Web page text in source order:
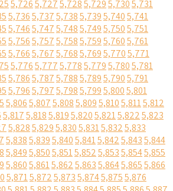
5,7265,7275,7285,7295,7305,731
5,7365,7375,7385,7395,7405,741
5,7465,7475,7485,7495,7505,751
5,7565,7575,7585,7595,7605,761
5,7665,7675,7685,7695,7705,771
5,7765,7775,7785,7795,7805,781
5,7865,7875,7885,7895,7905,791
5,7965,7975,7985,7995,8005,801
5,8065,8075,8085,8095,8105,8115,812
5,8175,8185,8195,8205,8215,8225,823
5,8285,8295,8305,8315,8325,833
5,8385,8395,8405,8415,8425,8435,844
5,8495,8505,8515,8525,8535,8545,855
5,8605,8615,8625,8635,8645,8655,866
5,8715,8725,8735,8745,8755,876